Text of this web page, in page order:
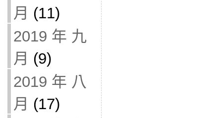
月 (11)
2019 年 九
月 (9)
2019 年 八
月 (17)